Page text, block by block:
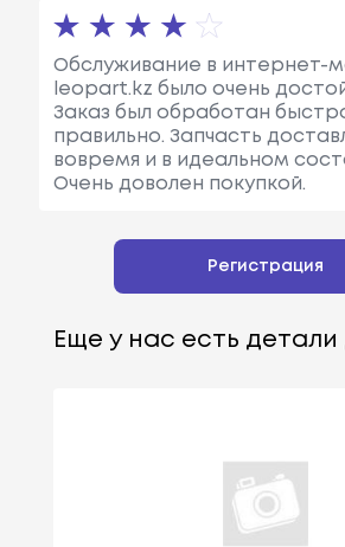
Обслуживание в интернет-
leopart.kz было очень
Заказ был обработан
правильно. Запчасть
вовремя и в идеальном
Очень доволен покупкой.
Регистрация
Еще у нас есть детали